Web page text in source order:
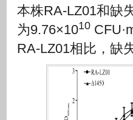
本株RA-LZ01和缺
为9.76×1010
RA-LZ01相比，缺